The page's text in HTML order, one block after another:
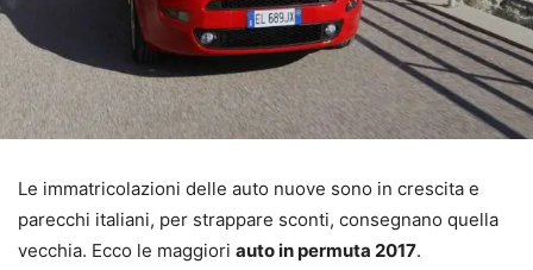
Le immatricolazioni delle auto nuove sono in crescita e
parecchi italiani, per strappare sconti, consegnano quella
vecchia. Ecco le maggiori auto in permuta 2017.